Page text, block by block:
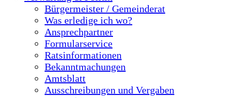
Bürgermeister / Gemeinderat
Was erledige ich wo?
Ansprechpartner
Formularservice
Ratsinformationen
Bekanntmachungen
Amtsblatt
Ausschreibungen und Vergaben